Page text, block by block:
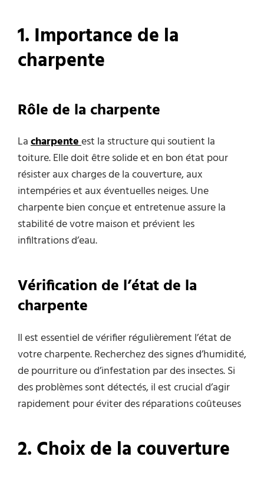
1. Importance de la
charpente
Rôle de la charpente
Lacharpenteest la structure qui soutient la
toiture. Elle doit être solide et en bon état pour
résister aux charges de la couverture, aux
intempéries et aux éventuelles neiges. Une
charpente bien conçue et entretenue assure la
stabilité de votre maison et prévient les
infiltrations d’eau.
Vérification de l’état de la
charpente
Il est essentiel de vérifier régulièrement l’état de
votre charpente. Recherchez des signes d’humidité,
de pourriture ou d’infestation par des insectes. Si
des problèmes sont détectés, il est crucial d’agir
rapidement pour éviter des réparations coûteuses
2. Choix de la couverture